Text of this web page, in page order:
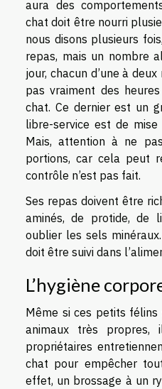
aura des
chat doit être nourri
nous disons plusieurs
repas, mais un nombre
jour, chacun d’une à
pas vraiment des
chat. Ce dernier est un
libre-service est de
Mais, attention à ne
portions, car cela peut
contrôle n’est pas fait.
Ses repas doivent être
aminés, de protide, de
oublier les sels
doit être suivi dans
L’hygiène
Même si ces petits
animaux très
propriétaires
chat pour empêcher
effet, un brossage à un